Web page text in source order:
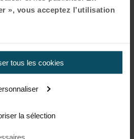
», vous acceptez l’utilisation
tous les cookies
la sélection